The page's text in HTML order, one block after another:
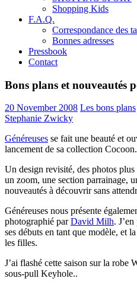
Shopping Kids
F.A.Q.
Correspondance des
Bonnes adresses
Pressbook
Contact
Bons plans et nouveautés
20 November 2008 Les bons plans
Stephanie Zwicky
Généreuses se fait une beauté et
lancement de sa collection Cocoon.
Un design revisité, des photos
un zoom, une section parrainage,
nouveautés à découvrir sans
Généreuses nous présente
photographié parDavid Milh.
ses débuts en tant que modèle, et
les filles.
J’ai flashé cette saison sur la
sous-pull Keyhole..